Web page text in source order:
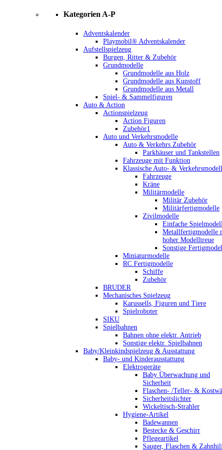
Kategorien A-P
Adventskalender
Playmobil® Adventskalender
Aufstellspielzeug
Burgen, Ritter & Zubehör
Grundmodelle
Grundmodelle aus Holz
Grundmodelle aus Kunstoff
Grundmodelle aus Metall
Spiel- & Sammelfiguren
Auto & Action
Actionspielzeug
Action Figuren
Zubehör1
Auto und Verkehrsmodelle
Auto & Verkehrs Zubehör
Parkhäuser und Tankstellen
Fahrzeuge mit Funktion
Klassische Auto- &
Fahrzeuge
Kräne
Militärmodelle
Militär Zubehör
Militärfertigmodelle
Zivilmodelle
Einfache
Metallfertigmodelle
hoher Modelltreue
Sonstige
Miniaturmodelle
RC Fertigmodelle
Schiffe
Zubehör
BRUDER
Mechanisches Spielzeug
Karussells, Figuren und Tiere
Spielroboter
SIKU
Spielbahnen
Bahnen ohne elektr. Antrieb
Sonstige elektr. Spielbahnen
Baby/Kleinkindspielzeug & Ausstattung
Baby- und Kinderausstattung
Elektrogeräte
Baby Überwachung und
Sicherheit
Flaschen- /Teller- &
Sicherheitslichter
Wickeltisch-Strahler
Hygiene-Artikel
Badewannen
Bestecke & Geschirr
Pflegeartikel
Sauger, Flaschen &